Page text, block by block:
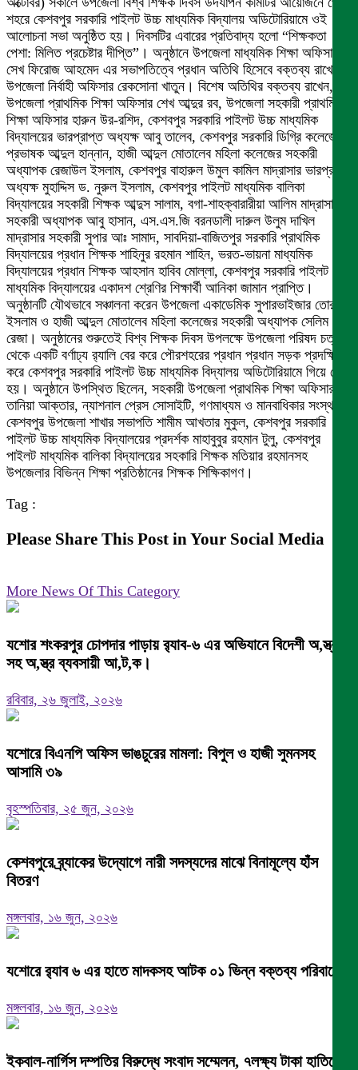
শহরে কেশবপুর সরকারি পাইলট উচ্চ মাধ্যমিক বিদ্যালয় অডিটোরিয়ামে ওই
আলোচনা সভা অনুষ্ঠিত হয়। দিবসটির এবারের প্রতিবাদ্য হলো “শিক্ষকতা
পেশা: মিলিত প্রচেষ্টার দীপ্তি”। অনুষ্ঠানে উপজেলা মাধ্যমিক শিক্ষা অফিসার
সেখ ফিরোজ আহমেদ এর সভাপতিত্বে প্রধান অতিথি হিসেবে বক্তব্য রাখেন
উপজেলা নির্বাহী অফিসার রেকসোনা খাতুন। বিশেষ অতিথির বক্তব্য রাখেন,
উপজেলা প্রাথমিক শিক্ষা অফিসার শেখ আব্দুর রব, উপজেলা সহকারী প্রাথমিক
শিক্ষা অফিসার হারুন উর-রশিদ, কেশবপুর সরকারি পাইলট উচ্চ মাধ্যমিক
বিদ্যালয়ের ভারপ্রাপ্ত অধ্যক্ষ আবু তালেব, কেশবপুর সরকারি ডিগ্রি কলেজের
প্রভাষক আব্দুল হান্নান, হাজী আব্দুল মোতালেব মহিলা কলেজের সহকারী
অধ্যাপক রেজাউল ইসলাম, কেশবপুর বাহারুল উমুল কামিল মাদ্রাসার ভারপ্রাপ্ত
অধ্যক্ষ মুহাদ্দিস ড. নুরুল ইসলাম, কেশবপুর পাইলট মাধ্যমিক বালিকা
বিদ্যালয়ের সহকারী শিক্ষক আব্দুস সালাম, বগা-শাহক্বারারীয়া আলিম মাদ্রাসার
সহকারী অধ্যাপক আবু হাসান, এস.এস.জি বরনডালী দারুল উলুম দাখিল
মাদ্রাসার সহকারী সুপার আঃ সামাদ, সাবদিয়া-বাজিতপুর সরকারি প্রাথমিক
বিদ্যালয়ের প্রধান শিক্ষক শাহিনুর রহমান শাহিন, ভরত-ভায়না মাধ্যমিক
বিদ্যালয়ের প্রধান শিক্ষক আহসান হাবিব মোল্লা, কেশবপুর সরকারি পাইলট উচ্চ
মাধ্যমিক বিদ্যালয়ের একাদশ শ্রেণির শিক্ষার্থী আনিকা জামান প্রাপ্তি।
অনুষ্ঠানটি যৌথভাবে সঞ্চালনা করেন উপজেলা একাডেমিক সুপারভাইজার তোরাবুল
ইসলাম ও হাজী আব্দুল মোতালেব মহিলা কলেজের সহকারী অধ্যাপক সেলিম
রেজা। অনুষ্ঠানের শুরুতেই বিশ্ব শিক্ষক দিবস উপলক্ষে উপজেলা পরিষদ চত্বর
থেকে একটি বর্ণাঢ্য র্যালি বের করে পৌরশহরের প্রধান প্রধান সড়ক প্রদক্ষিণ
করে কেশবপুর সরকারি পাইলট উচ্চ মাধ্যমিক বিদ্যালয় অডিটোরিয়ামে গিয়ে শেষ
হয়। অনুষ্ঠানে উপস্থিত ছিলেন, সহকারী উপজেলা প্রাথমিক শিক্ষা অফিসার
তানিয়া আক্তার, ন্যাশনাল প্রেস সোসাইটি, গণমাধ্যম ও মানবাধিকার সংস্থা
কেশবপুর উপজেলা শাখার সভাপতি শামীম আখতার মুকুল, কেশবপুর সরকারি
পাইলট উচ্চ মাধ্যমিক বিদ্যালয়ের প্রদর্শক মাহাবুবুর রহমান টুলু, কেশবপুর
পাইলট মাধ্যমিক বালিকা বিদ্যালয়ের সহকারি শিক্ষক মতিয়ার রহমানসহ
উপজেলার বিভিন্ন শিক্ষা প্রতিষ্ঠানের শিক্ষক শিক্ষিকাগণ।
Tag :
Please Share This Post in Your Social Media
More News Of This Category
যশোর শংকরপুর চোপদার পাড়ায় র‍্যাব-৬ এর অভিযানে বিদেশী অ,স্ত্র
সহ অ,স্ত্র ব্যবসায়ী আ,ট,ক।
রবিবার, ২৬ জুলাই, ২০২৬
যশোরে বিএনপি অফিস ভাঙচুরের মামলা: বিপুল ও হাজী সুমনসহ
আসামি ৩৯
বৃহস্পতিবার, ২৫ জুন, ২০২৬
কেশবপুরে ব্র্যাকের উদ্যোগে নারী সদস্যদের মাঝে বিনামূল্যে হাঁস
বিতরণ
মঙ্গলবার, ১৬ জুন, ২০২৬
যশোরে র‍্যাব ৬ এর হাতে মাদকসহ আটক ০১ ভিন্ন বক্তব্য পরিবারের
মঙ্গলবার, ১৬ জুন, ২০২৬
ইকবাল-নার্গিস দম্পতির বিরুদ্ধে সংবাদ সম্মেলন, ৭লক্ষ্য টাকা হাতিয়ে